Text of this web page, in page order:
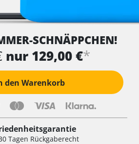
SCHNÄPPCHEN!
nur 129,00 €*
den Warenkorb
Tagen Rückgaberecht